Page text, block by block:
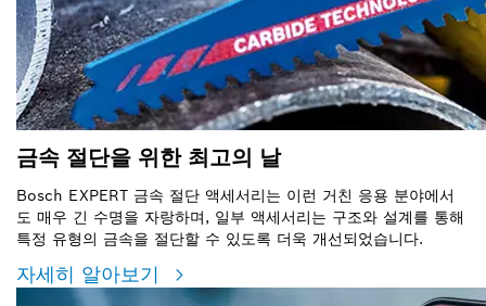
금속 절단을 위한 최고의 날
Bosch EXPERT 금속 절단 액세서리는 이런 거친 응용 분야에서
도 매우 긴 수명을 자랑하며, 일부 액세서리는 구조와 설계를 통해
특정 유형의 금속을 절단할 수 있도록 더욱 개선되었습니다.
자세히 알아보기